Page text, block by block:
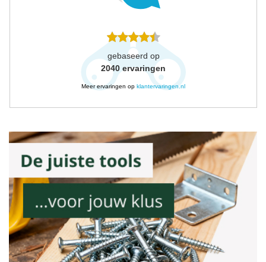
gebaseerd op
2040 ervaringen
Meer ervaringen op klantervaringen.nl